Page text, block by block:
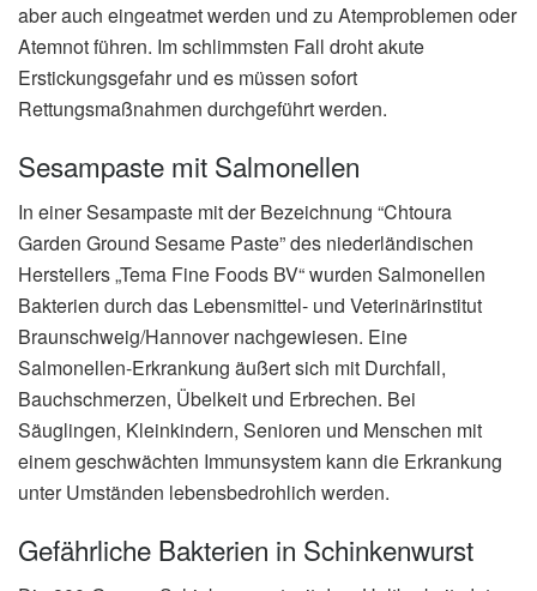
aber auch eingeatmet werden und zu Atemproblemen oder
Atemnot führen. Im schlimmsten Fall droht akute
Erstickungsgefahr und es müssen sofort
Rettungsmaßnahmen durchgeführt werden.
Sesampaste mit Salmonellen
In einer Sesampaste mit der Bezeichnung “Chtoura
Garden Ground Sesame Paste” des niederländischen
Herstellers „Tema Fine Foods BV“ wurden Salmonellen
Bakterien durch das Lebensmittel- und Veterinärinstitut
Braunschweig/Hannover nachgewiesen. Eine
Salmonellen-Erkrankung äußert sich mit Durchfall,
Bauchschmerzen, Übelkeit und Erbrechen. Bei
Säuglingen, Kleinkindern, Senioren und Menschen mit
einem geschwächten Immunsystem kann die Erkrankung
unter Umständen lebensbedrohlich werden.
Gefährliche Bakterien in Schinkenwurst